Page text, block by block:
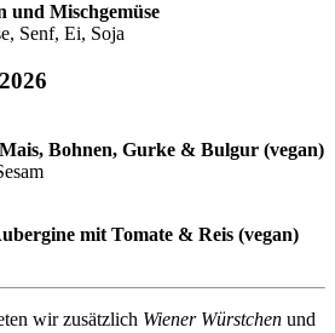
Mischgemüse
Senf, Ei, Soja
Bohnen, Gurke & Bulgur (vegan)
mit Tomate & Reis (vegan)
wir zusätzlich Wiener Würstchen und